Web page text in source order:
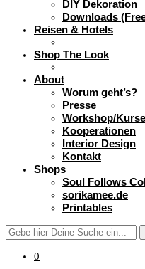
DIY Dekoration
Downloads
Reisen & Hotels
Shop The Look
About
Worum geht’s?
Presse
Workshop/Kurse
Kooperationen
Interior Design
Kontakt
Shops
Soul Follows
sorikamee.de
Printables
0